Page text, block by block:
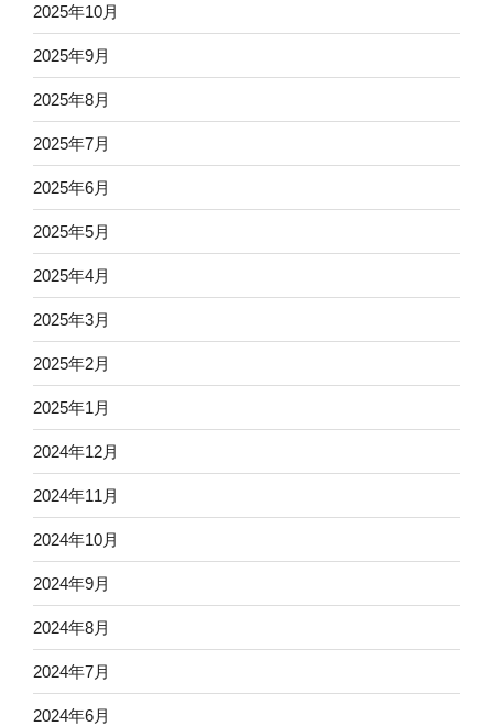
2025年10月
2025年9月
2025年8月
2025年7月
2025年6月
2025年5月
2025年4月
2025年3月
2025年2月
2025年1月
2024年12月
2024年11月
2024年10月
2024年9月
2024年8月
2024年7月
2024年6月